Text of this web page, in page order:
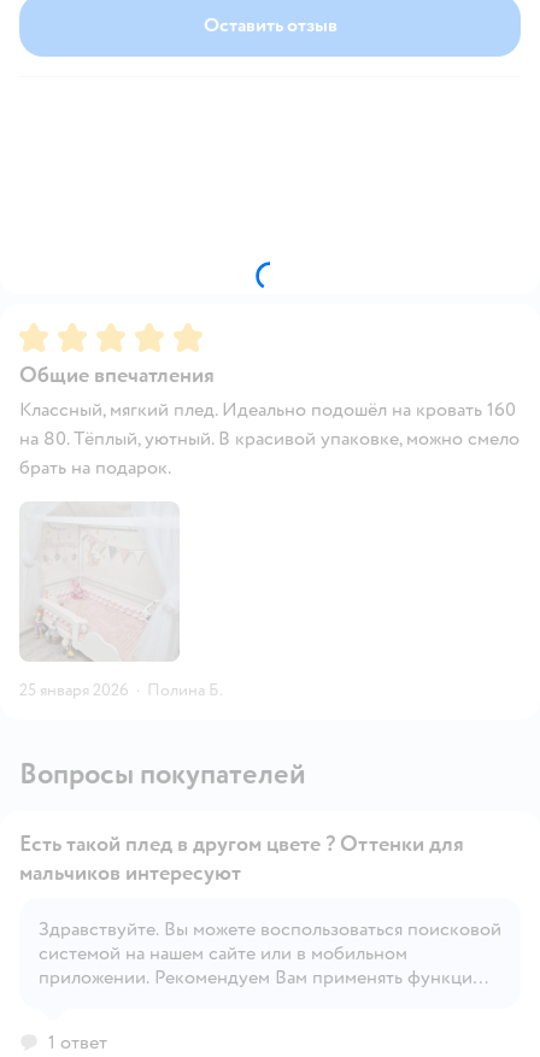
Оставить отзыв
Рейтинг:5
Общие впечатления
Классный, мягкий плед. Идеально подошёл на кровать 160
на 80. Тёплый, уютный. В красивой упаковке, можно смело
брать на подарок.
25 января 2026 · Полина Б.
Вопросы покупателей
Открыть вопрос
Есть такой плед в другом цвете ? Оттенки для
мальчиков интересуют
Здравствуйте. Вы можете воспользоваться поисковой
системой на нашем сайте или в мобильном
приложении. Рекомендуем Вам применять функцию
1 ответ